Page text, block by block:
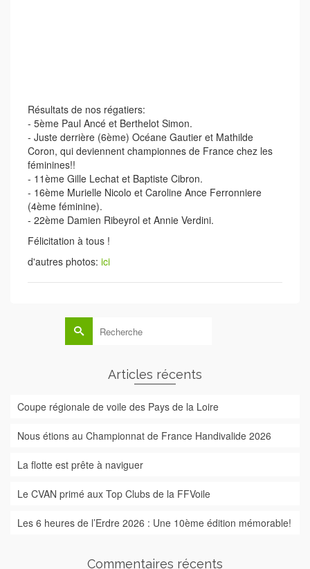
Résultats de nos régatiers:
- 5ème Paul Ancé et Berthelot Simon.
- Juste derrière (6ème) Océane Gautier et Mathilde
Coron, qui deviennent championnes de France chez les
féminines!!
- 11ème Gille Lechat et Baptiste Cibron.
- 16ème Murielle Nicolo et Caroline Ance Ferronniere
(4ème féminine).
- 22ème Damien Ribeyrol et Annie Verdini.
Félicitation à tous !
d'autres photos: ici
Rechercher :
Articles récents
Coupe régionale de voile des Pays de la Loire
Nous étions au Championnat de France Handivalide 2026
La flotte est prête à naviguer
Le CVAN primé aux Top Clubs de la FFVoile
Les 6 heures de l’Erdre 2026 : Une 10ème édition mémorable!
Commentaires récents